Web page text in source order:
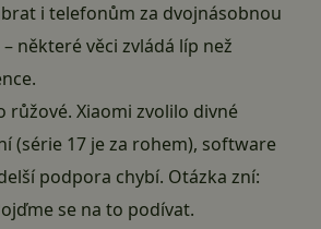
i telefonům za dvojnásobnou
některé věci zvládá líp než
růžové. Xiaomi zvolilo divné
(série 17 je za rohem), software
podpora chybí. Otázka zní:
se na to podívat.